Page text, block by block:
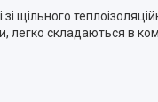
зі щільного
легко складаються в